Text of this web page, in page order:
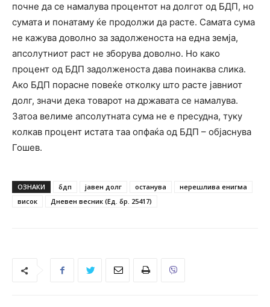
почне да се намалува процентот на долгот од БДП, но
сумата и понатаму ќе продолжи да расте. Самата сума
не кажува доволно за задолженоста на една земја,
апсолутниот раст не зборува доволно. Но како
процент од БДП задолженоста дава поинаква слика.
Ако БДП порасне повеќе отколку што расте јавниот
долг, значи дека товарот на државата се намалува.
Затоа велиме апсолутната сума не е пресудна, туку
колкав процент истата таа опфаќа од БДП – објаснува
Гошев.
ОЗНАКИ бдп јавен долг останува
нерешлива енигма
висок
Дневен весник (Ед. бр. 25417)